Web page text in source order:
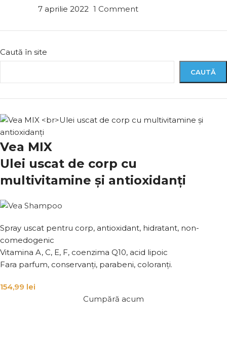
7 aprilie 2022 1 Comment
Caută în site
CAUTĂ
Vea MIX
Ulei uscat de corp cu
multivitamine și antioxidanți
Spray uscat pentru corp, antioxidant, hidratant, non-
comedogenic
Vitamina A, C, E, F, coenzima Q10, acid lipoic
Fara parfum, conservanți, parabeni, coloranți.
154,99 lei
Cumpără acum